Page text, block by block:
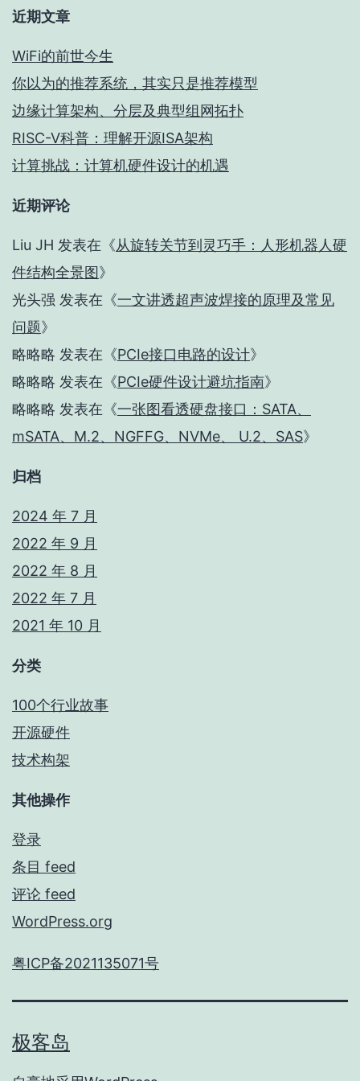
近期文章
WiFi的前世今生
你以为的推荐系统，其实只是推荐模型
边缘计算架构、分层及典型组网拓扑
RISC-V科普：理解开源ISA架构
计算挑战：计算机硬件设计的机遇
近期评论
Liu JH 发表在《从旋转关节到灵巧手：人形机器人硬
件结构全景图》
光头强 发表在《一文讲透超声波焊接的原理及常见
问题》
略略略 发表在《PCIe接口电路的设计》
略略略 发表在《PCIe硬件设计避坑指南》
略略略 发表在《一张图看透硬盘接口：SATA、
mSATA、M.2、NGFFG、NVMe、 U.2、SAS》
归档
2024 年 7 月
2022 年 9 月
2022 年 8 月
2022 年 7 月
2021 年 10 月
分类
100个行业故事
开源硬件
技术构架
其他操作
登录
条目 feed
评论 feed
WordPress.org
粤ICP备2021135071号
极客岛